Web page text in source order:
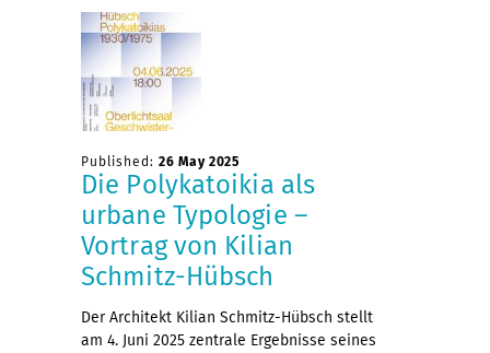
Published: 26 May 2025
Die Polykatoikia als
urbane Typologie –
Vortrag von Kilian
Schmitz-Hübsch
Der Architekt Kilian Schmitz-Hübsch stellt
am 4. Juni 2025 zentrale Ergebnisse seines